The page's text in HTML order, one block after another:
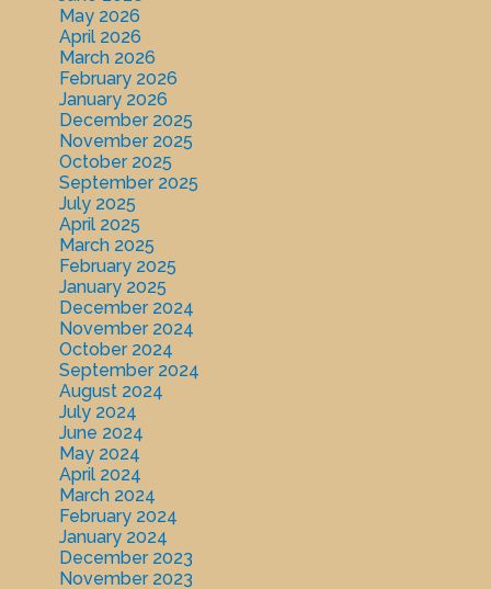
May 2026
April 2026
March 2026
February 2026
January 2026
December 2025
November 2025
October 2025
September 2025
July 2025
April 2025
March 2025
February 2025
January 2025
December 2024
November 2024
October 2024
September 2024
August 2024
July 2024
June 2024
May 2024
April 2024
March 2024
February 2024
January 2024
December 2023
November 2023